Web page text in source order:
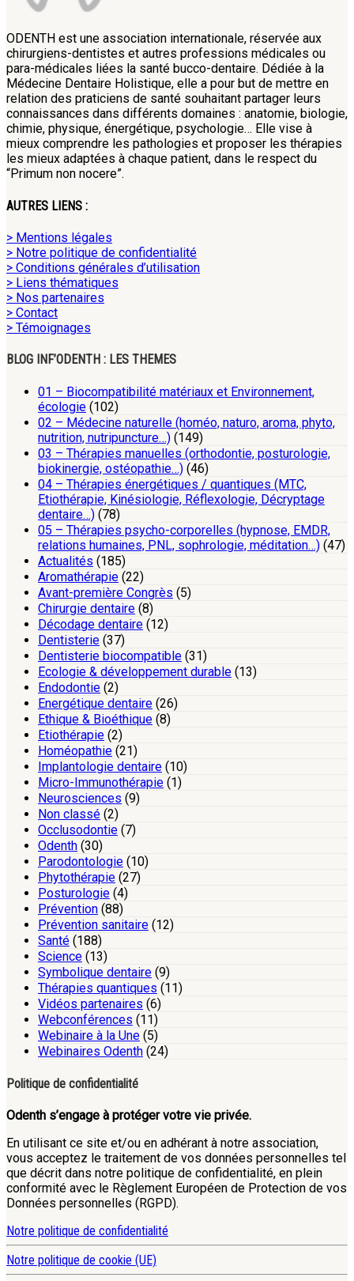
ODENTH est une association internationale, réservée aux
chirurgiens-dentistes et autres professions médicales ou
para-médicales liées la santé bucco-dentaire. Dédiée à la
Médecine Dentaire Holistique, elle a pour but de mettre en
relation des praticiens de santé souhaitant partager leurs
connaissances dans différents domaines : anatomie, biologie,
chimie, physique, énergétique, psychologie… Elle vise à
mieux comprendre les pathologies et proposer les thérapies
les mieux adaptées à chaque patient, dans le respect du
“Primum non nocere”.
AUTRES LIENS :
> Mentions légales
> Notre politique de confidentialité
> Conditions générales d’utilisation
> Liens thématiques
> Nos partenaires
> Contact
> Témoignages
BLOG INF’ODENTH : LES THEMES
01 – Biocompatibilité matériaux et Environnement,
écologie (102)
02 – Médecine naturelle (homéo, naturo, aroma, phyto,
nutrition, nutripuncture…) (149)
03 – Thérapies manuelles (orthodontie, posturologie,
biokinergie, ostéopathie…) (46)
04 – Thérapies énergétiques / quantiques (MTC,
Etiothérapie, Kinésiologie, Réflexologie, Décryptage
dentaire…) (78)
05 – Thérapies psycho-corporelles (hypnose, EMDR,
relations humaines, PNL, sophrologie, méditation…) (47)
Actualités (185)
Aromathérapie (22)
Avant-première Congrès (5)
Chirurgie dentaire (8)
Décodage dentaire (12)
Dentisterie (37)
Dentisterie biocompatible (31)
Ecologie & développement durable (13)
Endodontie (2)
Energétique dentaire (26)
Ethique & Bioéthique (8)
Etiothérapie (2)
Homéopathie (21)
Implantologie dentaire (10)
Micro-Immunothérapie (1)
Neurosciences (9)
Non classé (2)
Occlusodontie (7)
Odenth (30)
Parodontologie (10)
Phytothérapie (27)
Posturologie (4)
Prévention (88)
Prévention sanitaire (12)
Santé (188)
Science (13)
Symbolique dentaire (9)
Thérapies quantiques (11)
Vidéos partenaires (6)
Webconférences (11)
Webinaire à la Une (5)
Webinaires Odenth (24)
Politique de confidentialité
Odenth s’engage à protéger votre vie privée.
En utilisant ce site et/ou en adhérant à notre association,
vous acceptez le traitement de vos données personnelles tel
que décrit dans notre politique de confidentialité, en plein
conformité avec le Règlement Européen de Protection de vos
Données personnelles (RGPD).
Notre politique de confidentialité
Notre politique de cookie (UE)